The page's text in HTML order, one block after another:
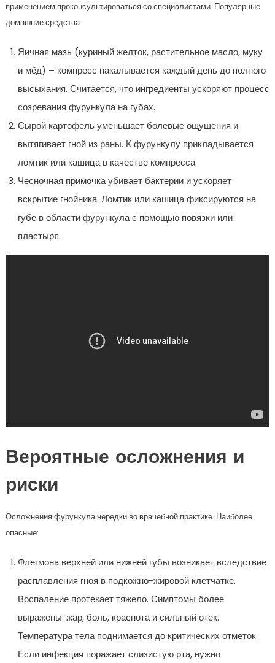
применением проконсультироваться со специалистами. Популярные
домашние средства:
Яичная мазь (куриный желток, растительное масло, муку
и мёд) – компресс накалывается каждый день до полного
высыхания. Считается, что ингредиенты ускоряют процесс
созревания фурункула на губах.
Сырой картофель уменьшает болевые ощущения и
вытягивает гной из раны. К фурункулу прикладывается
ломтик или кашица в качестве компресса.
Чесночная примочка убивает бактерии и ускоряет
вскрытие гнойника. Ломтик или кашица фиксируются на
губе в области фурункула с помощью повязки или
пластыря.
Вероятные осложнения и
риски
Осложнения фурункула нередки во врачебной практике. Наиболее
опасные:
Флегмона верхней или нижней губы возникает вследствие
расплавления гноя в подкожно-жировой клетчатке.
Воспаление протекает тяжело. Симптомы более
выражены: жар, боль, краснота и сильный отек.
Температура тела поднимается до критических отметок.
Если инфекция поражает слизистую рта, нужно